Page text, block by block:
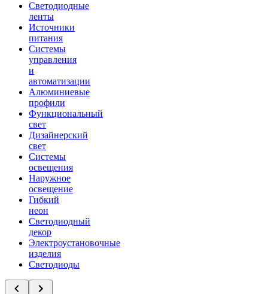
Светодиодные
ленты
Источники
питания
Системы
управления
и
автоматизации
Алюминиевые
профили
Функциональный
свет
Дизайнерский
свет
Системы
освещения
Наружное
освещение
Гибкий
неон
Светодиодный
декор
Электроустановочные
изделия
Светодиоды